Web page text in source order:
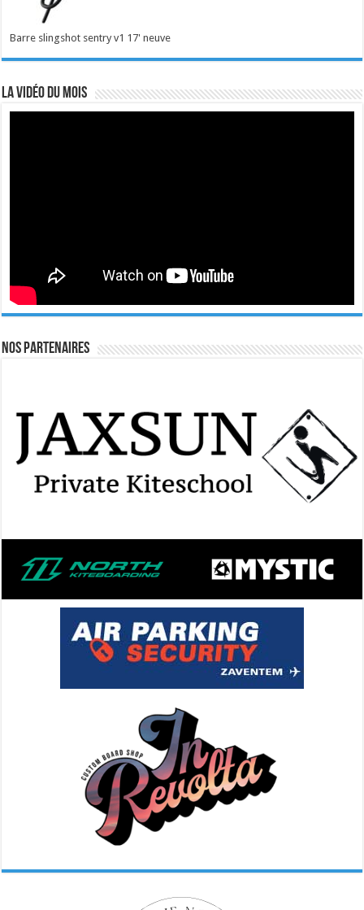
Barre slingshot sentry v1 17' neuve
La vidéo du mois
Nos Partenaires